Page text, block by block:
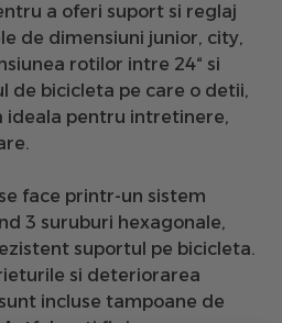
a oferi suport si reglaj
de dimensiuni junior, city,
rotilor intre 24“ si
de bicicleta pe care o detii,
ideala pentru intretinere,
face printr-un sistem
3 suruburi hexagonale,
suportul pe bicicleta.
si deteriorarea
incluse tampoane de